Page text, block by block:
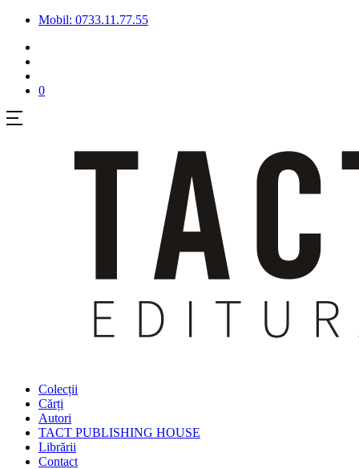
Mobil: 0733.11.77.55
0
Colecții
Cărți
Autori
TACT PUBLISHING HOUSE
Librării
Contact